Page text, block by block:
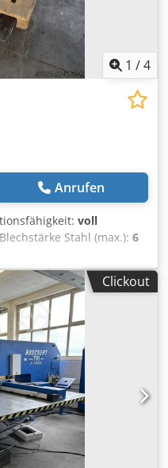
1 /4
Anrufen
voll
Stahl (max.): 6
Dksdpszp Dr Tefx
Verstellung stufenlos
KW
Clickout